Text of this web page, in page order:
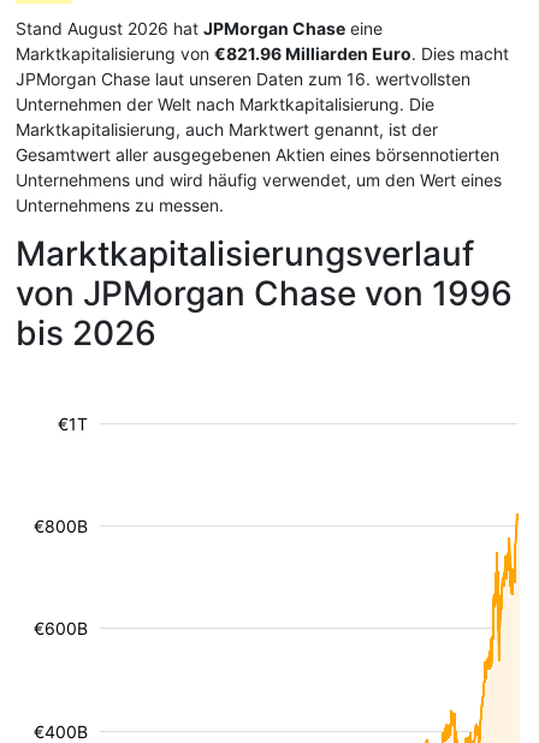
Stand August 2026 hat JPMorgan Chase eine
Marktkapitalisierung von €821.96 Milliarden Euro. Dies macht
JPMorgan Chase laut unseren Daten zum 16. wertvollsten
Unternehmen der Welt nach Marktkapitalisierung. Die
Marktkapitalisierung, auch Marktwert genannt, ist der
Gesamtwert aller ausgegebenen Aktien eines börsennotierten
Unternehmens und wird häufig verwendet, um den Wert eines
Unternehmens zu messen.
Marktkapitalisierungsverlauf
von JPMorgan Chase von 1996
bis 2026
€400B
€600B
€800B
€1T